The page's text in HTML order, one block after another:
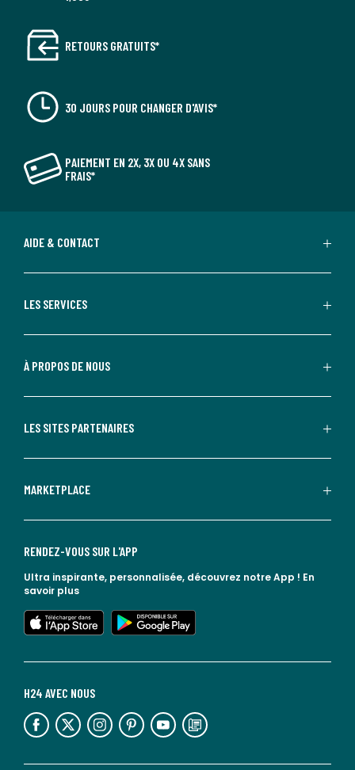
RETOURS GRATUITS*
30 JOURS POUR CHANGER D'AVIS*
PAIEMENT EN 2X, 3X OU 4X SANS
FRAIS*
AIDE & CONTACT
LES SERVICES
À PROPOS DE NOUS
LES SITES PARTENAIRES
MARKETPLACE
H24 AVEC NOUS
lien vers l'espace réseaux sociaux lien vers l'espace réseaux sociaux lien vers l'espace réseaux sociaux lien vers l'espace réseaux sociaux lien vers l'espace réseaux sociaux lien vers le blog la redoute
RENDEZ-VOUS SUR L'APP
Ultra inspirante, personnalisée, découvrez notre App ! En
savoir plus
lien vers l'app store
lien vers google play